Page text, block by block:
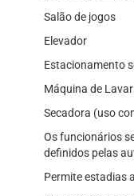
Salão de jogos
Elevador
Estacionamento
Máquina de
Secadora (uso
Os funcionários
definidos pelas
Permite estadias